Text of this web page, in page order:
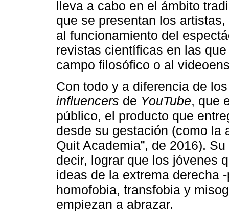
lleva a cabo en el ámbito
que se presentan los
al funcionamiento del
revistas científicas en las
campo filosófico o al
Con todo y a diferencia de
influencers de YouTube, que
público, el producto que
desde su gestación (como la
Quit Academia”, de 2016).
decir, lograr que los jóvenes
ideas de la extrema derecha
homofobia, transfobia y
empiezan a abrazar.